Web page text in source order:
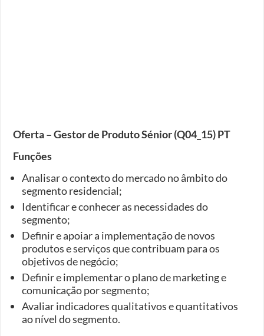
Oferta – Gestor de Produto Sénior (Q04_15) PT
Funções
Analisar o contexto do mercado no âmbito do
segmento residencial;
Identificar e conhecer as necessidades do
segmento;
Definir e apoiar a implementação de novos
produtos e serviços que contribuam para os
objetivos de negócio;
Definir e implementar o plano de marketing e
comunicação por segmento;
Avaliar indicadores qualitativos e quantitativos
ao nível do segmento.